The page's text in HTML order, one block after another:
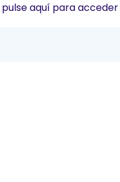
pulse aquí para acceder